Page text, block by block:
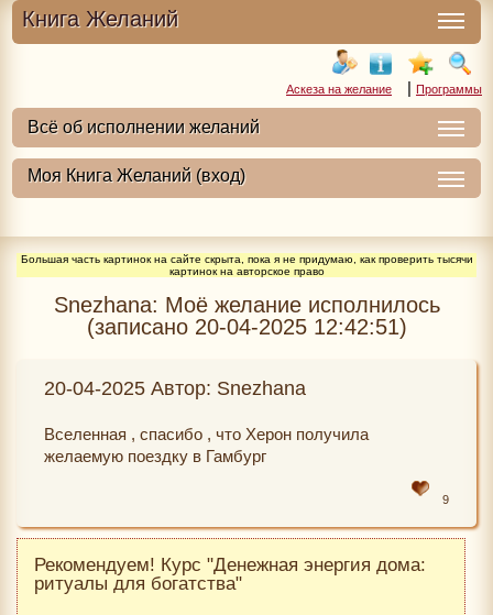
Книга Желаний
Аскеза на желание | Программы
Большая часть картинок на сайте скрыта, пока я не придумаю, как проверить тысячи
картинок на авторское право
Snezhana: Моё желание исполнилось
(записано 20-04-2025 12:42:51)
20-04-2025 Автор: Snezhana
Вселенная , спасибо , что Херон получила
желаемую поездку в Гамбург
9
Рекомендуем! Курс "Денежная энергия дома:
ритуалы для богатства"